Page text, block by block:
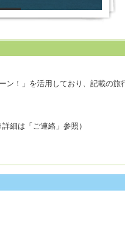
ン！」を活用しており、記載の旅
細は「ご連絡」参照）